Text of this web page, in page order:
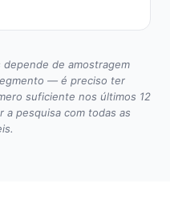
de amostragem
— é preciso ter
suficiente nos últimos 12
a pesquisa com todas as